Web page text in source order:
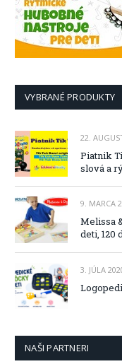
VYBRANÉ PRODUKTY
22.
Piatnik
slová a
9. MARCA
Melissa
deti, 120
3. JÚLA
NAŠI PARTNERI